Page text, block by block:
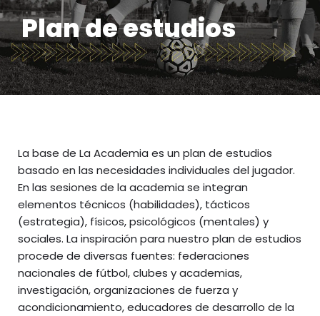
Plan de estudios
La base de La Academia es un plan de estudios
basado en las necesidades individuales del jugador.
En las sesiones de la academia se integran
elementos técnicos (habilidades), tácticos
(estrategia), físicos, psicológicos (mentales) y
sociales. La inspiración para nuestro plan de estudios
procede de diversas fuentes: federaciones
nacionales de fútbol, clubes y academias,
investigación, organizaciones de fuerza y
acondicionamiento, educadores de desarrollo de la